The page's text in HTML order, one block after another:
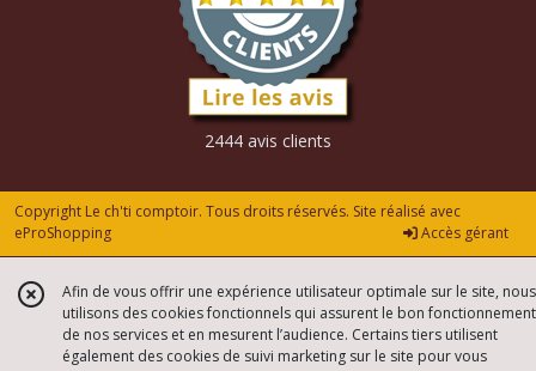
2444 avis clients
Copyright Le ch'ti comptoir. Tous droits réservés. Site réalisé avec
eProShopping
Accès gérant
Afin de vous offrir une expérience utilisateur optimale sur le site, nous
utilisons des cookies fonctionnels qui assurent le bon fonctionnement
de nos services et en mesurent l’audience. Certains tiers utilisent
également des cookies de suivi marketing sur le site pour vous